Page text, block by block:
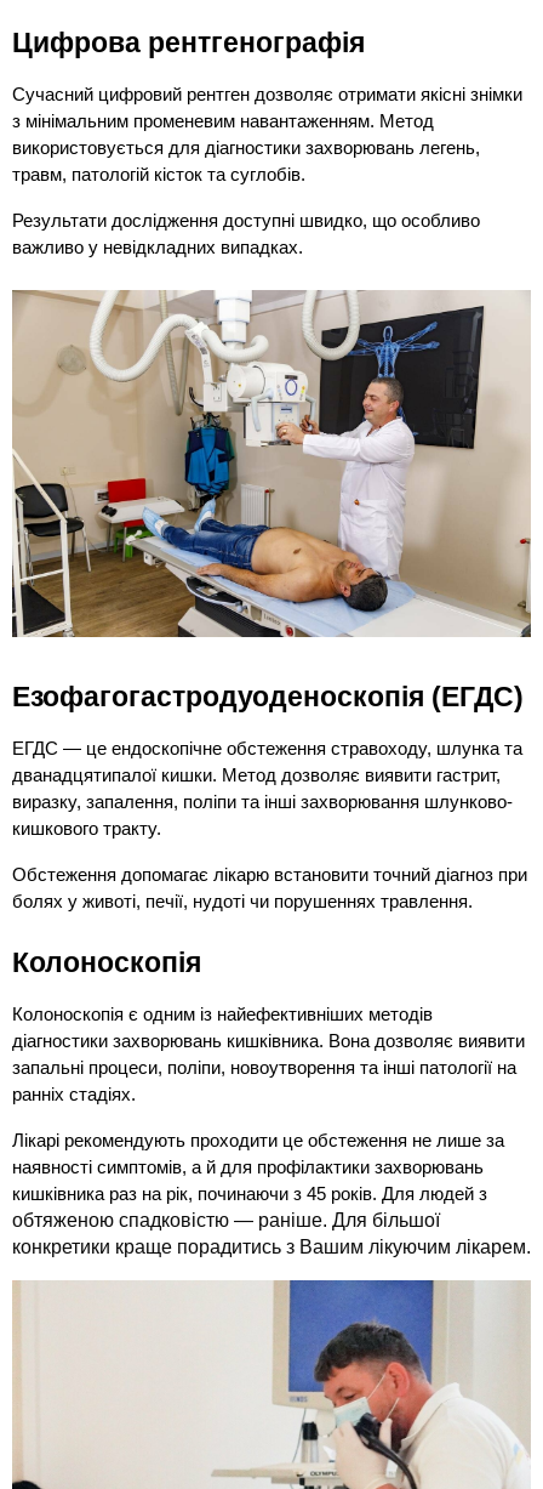
Цифрова рентгенографія
Сучасний цифровий рентген дозволяє отримати якісні знімки
з мінімальним променевим навантаженням. Метод
використовується для діагностики захворювань легень,
травм, патологій кісток та суглобів.
Результати дослідження доступні швидко, що особливо
важливо у невідкладних випадках.
Езофагогастродуоденоскопія (ЕГДС)
ЕГДС — це ендоскопічне обстеження стравоходу, шлунка та
дванадцятипалої кишки. Метод дозволяє виявити гастрит,
виразку, запалення, поліпи та інші захворювання шлунково-
кишкового тракту.
Обстеження допомагає лікарю встановити точний діагноз при
болях у животі, печії, нудоті чи порушеннях травлення.
Колоноскопія
Колоноскопія є одним із найефективніших методів
діагностики захворювань кишківника. Вона дозволяє виявити
запальні процеси, поліпи, новоутворення та інші патології на
ранніх стадіях.
Лікарі рекомендують проходити це обстеження не лише за
наявності симптомів, а й для профілактики захворювань
обтяженою спадковістю — раніше. Для більшої
конкретики краще порадитись з Вашим лікуючим лікарем.